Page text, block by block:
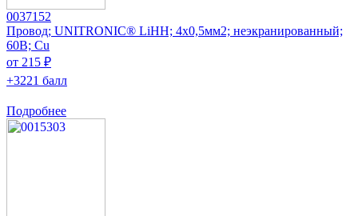
0037152
Провод; UNITRONIC® LiHH; 4x0,5мм2; неэкранированный;
60В; Cu
от 215 ₽
+3221 балл
Подробнее